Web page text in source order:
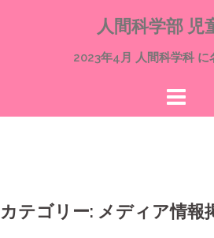
人間科学部 児
2023年4月 人間科学科 に
カテゴリー: メディア情報